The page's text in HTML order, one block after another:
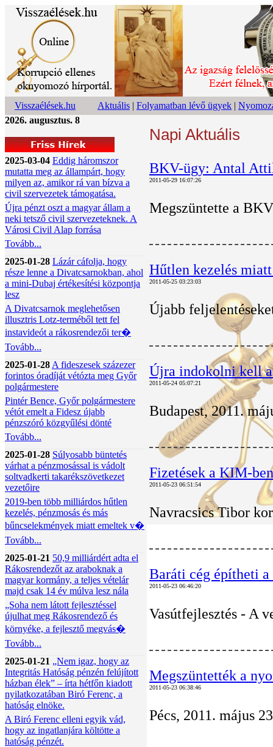
Visszaélések.hu Aktuális | Folyamatban lévő ügyek |
2026. augusztus. 8
2025-03-04 Eddig háromszor
mutatta meg az állampárt, hogy
milyen az, amikor rá van bízva a
civil szervezetek támogatása.
Újra pénzt oszt a magyar állam a
neki tetsző civil szervezeteknek. A
Városi Civil Alap forrása
Tovább...
2025-01-28 Lázár cáfolja, hogy
része lenne a Divatcsarnokban, ahol
a mini-Dubaj értékesítési központja
lesz
A Divatcsarnok meglehetősen
illusztris Lotz-terméből tett fel
instavideót a rákosrendezői ter�
Tovább...
2025-01-28 A fideszesek százezer
forintos óradíját vétózta meg Győr
polgármestere
Pintér Bence, Győr polgármestere
vétót emelt a Fidesz újabb
pénzszóró közgyűlési dönté
Tovább...
2025-01-28 Súlyosabb büntetés
várhat a pénzmosással is vádolt
soltvadkerti takarékszövetkezet
vezetőire
2019-ben több milliárdos hűtlen
kezelés, pénzmosás és más
bűncselekmények miatt emeltek v�
Tovább...
2025-01-21 50,9 milliárdért adta el
Rákosrendezőt az araboknak a
magyar kormány, a teljes vételár
majd csak 14 év múlva lesz nála
„Soha nem látott fejlesztéssel
újulhat meg Rákosrendező és
környéke, a fejlesztő megvás�
Tovább...
2025-01-21 „Nem igaz, hogy az
Integritás Hatóság pénzén felújított
házban élek” – írta hétfőn kiadott
nyilatkozatában Biró Ferenc, a
hatóság elnöke.
A Biró Ferenc elleni egyik vád,
hogy az ingatlanjára költötte a
hatóság pénzét.
Napi Aktuális
BKV-ügy: Antal
2011-05-29 16:07:26
Megszüntette a
Hűtlen kezelés
2011-05-25 03:23:03
Újabb
Újra indokolni kell
2011-05-24 05:07:21
Budapest, 2011.
Fizetések a KIM-
2011-05-23 06:51:54
Navracsics Tibor
Baráti cég építheti
2011-05-23 06:46:20
Vasútfejlesztés - A
Megszüntették a
2011-05-23 06:38:46
Pécs, 2011. május